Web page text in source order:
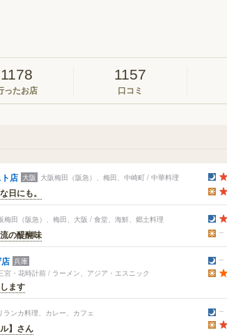
1178
ったお店
1157
口コミ
店 大阪 大阪梅田（阪急）、梅田、中崎町 / 中華料理
日にも。
梅田（阪急）、梅田、大阪 / 食堂、海鮮、郷土料理
の醍醐味
兵庫
・花時計前 / ラーメン、アジア・エスニック
ます
ランカ料理、カレー、カフェ
】さん